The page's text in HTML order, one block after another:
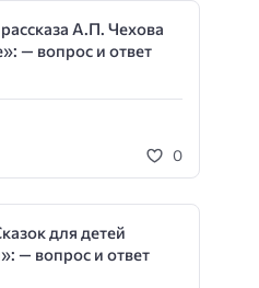
А.П. Чехова
— вопрос и ответ
0
для детей
— вопрос и ответ